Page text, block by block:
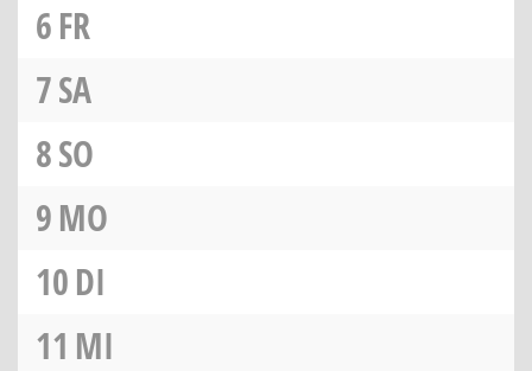
6FR
7SA
8SO
9MO
10DI
11 MI